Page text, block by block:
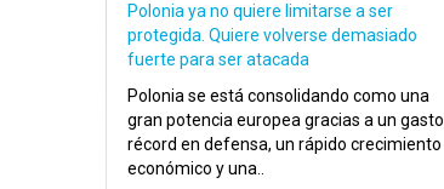
Polonia ya no quiere limitarse a ser
protegida. Quiere volverse demasiado
fuerte para ser atacada
Polonia se está consolidando como una
gran potencia europea gracias a un gasto
récord en defensa, un rápido crecimiento
económico y una..